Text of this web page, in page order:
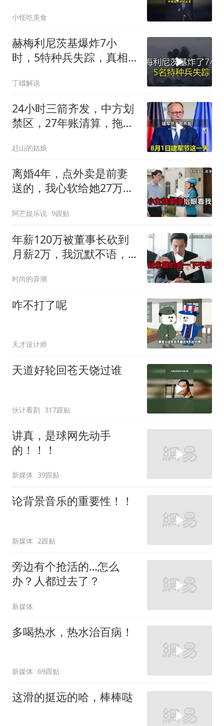
小怪吃美食
赫梅利尼茨基爆炸7小
时，5特种兵失踪，真相
丁睋解说
24小时三箭齐发，中方划
禁区，27年账清算，拖船
赶山的姑娘
离婚4年，点外卖是前妻
送的，我心软给她27万，
阿芒娱乐说 9跟贴
年薪120万被董事长砍到
月薪2万，我沉默不语，
我
时尚的弄潮
咋不打了呢
天才设计师
天道好轮回苍天饶过谁
伙计看剧 317跟贴
讲真，是球网先动手
的！！！
新媒体 39跟贴
论背景音乐的重要性！！
新媒体 2跟贴
旁边有个抢活的…怎么
办？人都过去了？
新媒体
多喝热水，热水治百病！
新媒体 69跟贴
这滑的挺远的哈，棒棒哒